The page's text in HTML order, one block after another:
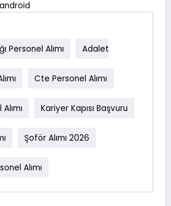
Personel Alımı Adalet
Cte Personel Alımı
Kariyer Kapısı Başvuru
Şoför Alımı 2026
Alımı